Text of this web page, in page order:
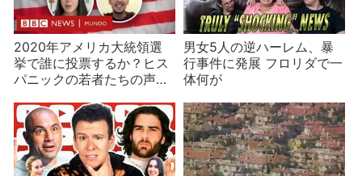
2020年アメリカ大統領選
挙で誰に投票するか？ヒス
パニックの若者たちの声を
男女5人の逆ハーレム、暴
行事件に発展 フロリダで一
体何が